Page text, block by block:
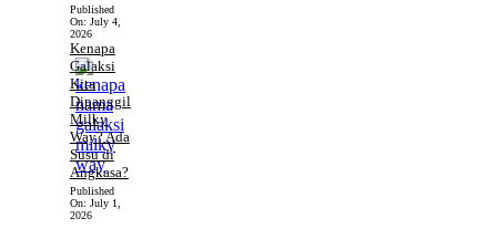
Published
On: July 4,
2026
Kenapa
Galaksi
Kita
Dipanggil
Milky
Way? Ada
Susu di
Angkasa?
Published
On: July 1,
2026